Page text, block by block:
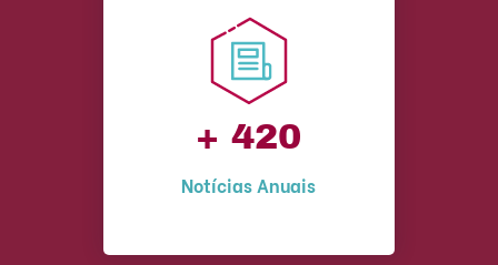
+ 420
Notícias Anuais